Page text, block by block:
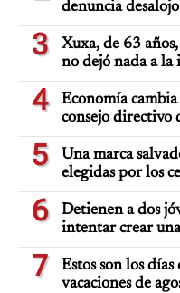
denuncia
3
Xuxa, de 63
no dejó nada a la
4
Economía
consejo directivo
5
Una marca
elegidas por los
6
Detienen a dos
intentar crear
7
Estos son los
vacaciones de